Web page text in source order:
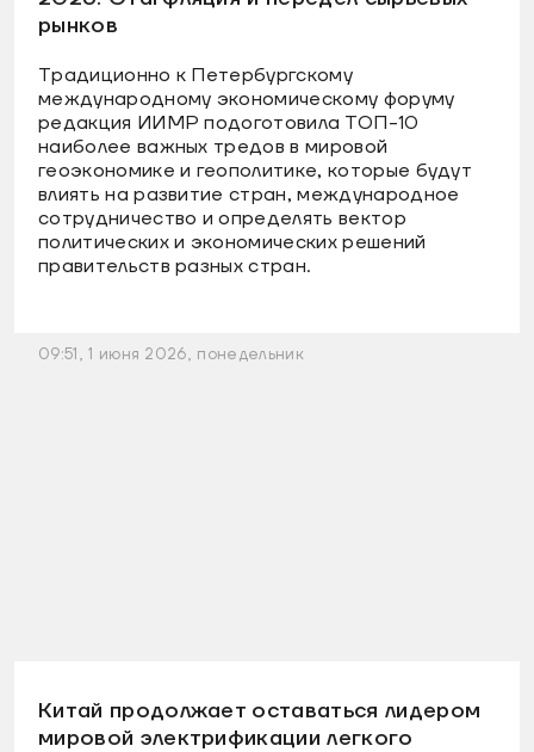
рынков
Традиционно к Петербургскому
международному экономическому форуму
редакция ИИМР подоготовила ТОП-10
наиболее важных тредов в мировой
геоэкономике и геополитике, которые будут
влиять на развитие стран, международное
сотрудничество и определять вектор
политических и экономических решений
правительств разных стран.
09:51, 1 июня 2026, понедельник
Китай продолжает оставаться лидером
мировой электрификации легкого